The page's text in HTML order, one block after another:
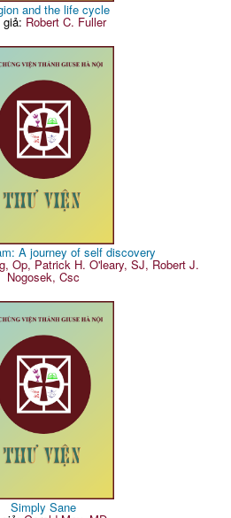
and the life cycle
giả: Robert C. Fuller
A journey of self discovery
Op, Patrick H. O'leary, SJ, Robert J.
Nogosek, Csc
Simply Sane